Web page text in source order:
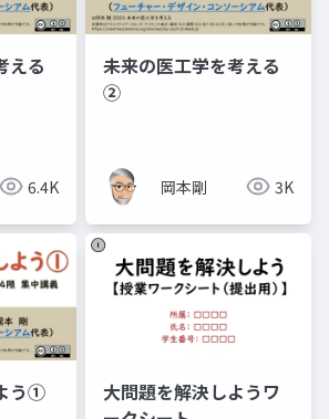
える
6.4K
未来の医工学を考える
②
岡本剛 3K
う①
大問題を解決しようワ